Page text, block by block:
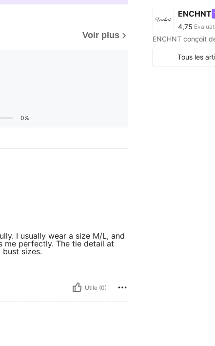
Voir plus
0%
I usually wear a size M/L, and
me perfectly. The tie detail at
sizes.
Utile (0)
ENCHNT
j***6
4,75
4,75
4,75
Tous les